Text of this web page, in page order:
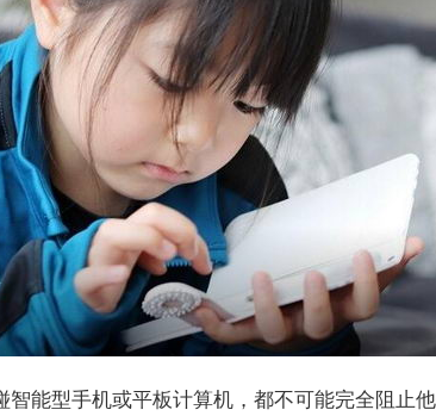
能型手机或平板计算机，都不可能完全阻止他